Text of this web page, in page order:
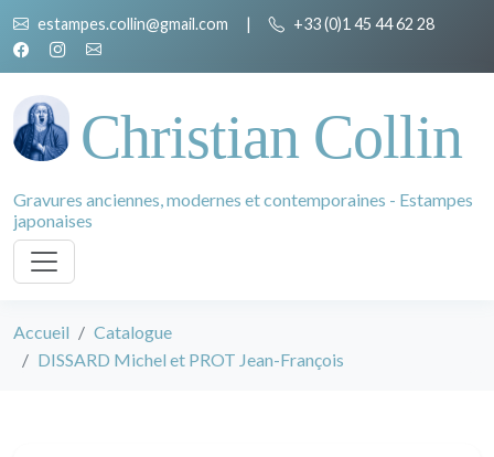
estampes.collin@gmail.com | +33 (0)1 45 44 62 28
Christian Collin
Gravures anciennes, modernes et contemporaines - Estampes
japonaises
Accueil
Catalogue
DISSARD Michel et PROT Jean-François